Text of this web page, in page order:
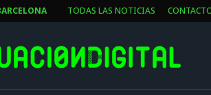
TODAS LAS NOTICIAS